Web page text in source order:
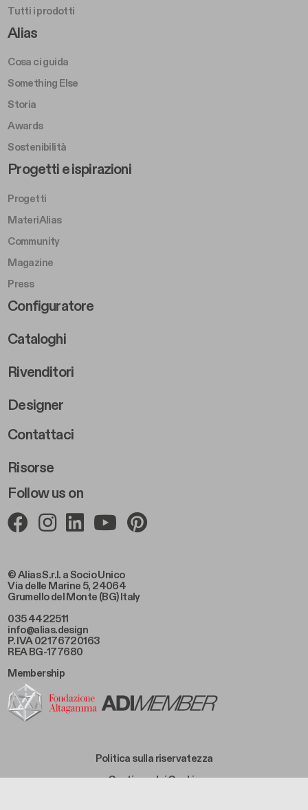
© Alias S.r.l. a Socio Unico
Via delle Marine 5, 24064
Grumello del Monte (BG) Italy
035 4422511
info@alias.design
P. IVA 02176720163
REA BG-177680
Tutti i prodotti
Footer Right A
Alias
Cosa ci guida
Something Else
Storia
Awards
Sostenibilità
Follow us on
Footer Left Middle B
Progetti e ispirazioni
Progetti
MateriAlias
Community
Magazine
Press
Footer Right Middle B
Configuratore
Cataloghi
Rivenditori
Designer
Footer Right 2
Contattaci
Risorse
Membership
Footer Bottom Left
Politica sulla riservatezza
Footer Bottom Left Middle
Gestione dei Cookie